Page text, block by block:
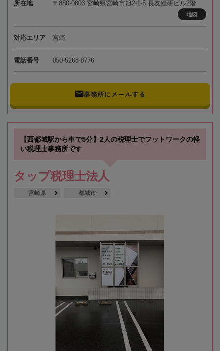
所在地 〒880-0803 宮崎県宮崎市旭2-1-5 長友総研ビル2階
地図
対応エリア 宮崎
電話番号 050-5268-8776
事務所にメールする
【西都城駅から車で5分】2人の税理士でフットワークの軽
い税理士事務所です
タップ税理士法人
宮崎県 都城市